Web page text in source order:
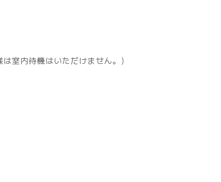
室内待機はいただけません。）